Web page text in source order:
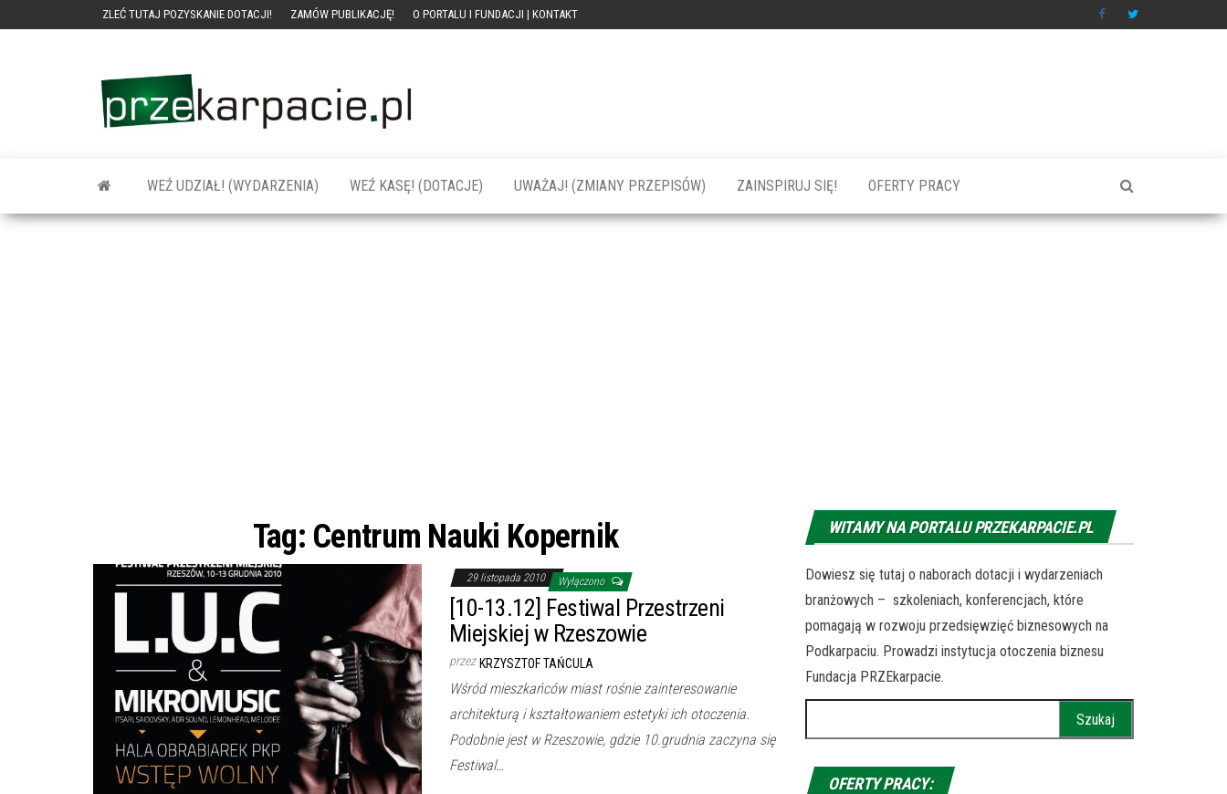
ZLEĆ TUTAJ POZYSKANIE DOTACJI! ZAMÓW PUBLIKACJĘ! O PORTALU I FUNDACJI | KONTAKT
szkolenia dla
firm
WEŹ UDZIAŁ! (WYDARZENIA) WEŹ KASĘ! (DOTACJE) UWAŻAJ! (ZMIANY PRZEPISÓW) ZAINSPIRUJ SIĘ! OFERTY PRACY
Tag: Centrum Nauki Kopernik
29 listopada 2010 Wyłączono
[10-13.12] Festiwal Przestrzeni
Miejskiej w Rzeszowie
przez KRZYSZTOF TAŃCULA
Wśród mieszkańców miast rośnie zainteresowanie
architekturą i kształtowaniem estetyki ich otoczenia.
Podobnie jest w Rzeszowie, gdzie 10.grudnia zaczyna się
Festiwal…
WITAMY NA PORTALU PRZEKARPACIE.PL
Dowiesz się tutaj o naborach dotacji i wydarzeniach
branżowych – szkoleniach, konferencjach, które
pomagają w rozwoju przedsięwzięć biznesowych na
Podkarpaciu. Prowadzi instytucja otoczenia biznesu
Fundacja PRZEkarpacie.
OFERTY PRACY: